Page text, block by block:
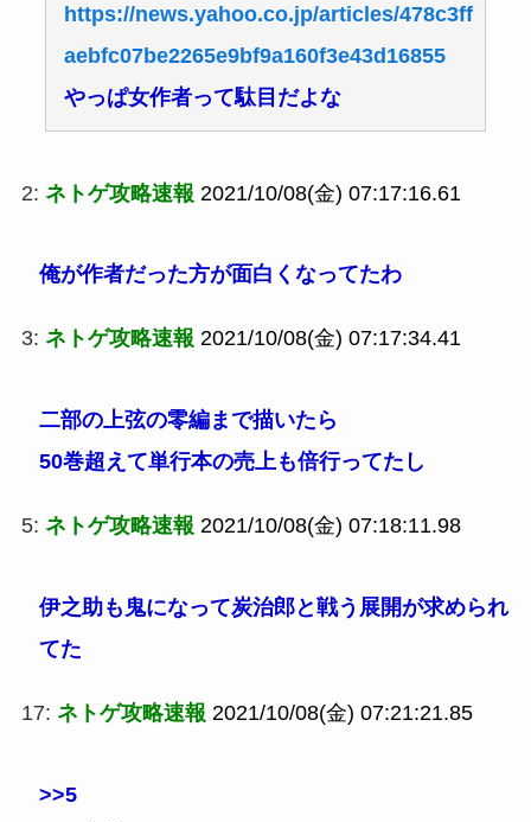
https://news.yahoo.co.jp/articles/478c3ff
aebfc07be2265e9bf9a160f3e43d16855
やっぱ女作者って駄目だよな
2: ネトゲ攻略速報 2021/10/08(金) 07:17:16.61
俺が作者だった方が面白くなってたわ
3: ネトゲ攻略速報 2021/10/08(金) 07:17:34.41
二部の上弦の零編まで描いたら
50巻超えて単行本の売上も倍行ってたし
5: ネトゲ攻略速報 2021/10/08(金) 07:18:11.98
伊之助も鬼になって炭治郎と戦う展開が求められ
てた
17: ネトゲ攻略速報 2021/10/08(金) 07:21:21.85
>>5